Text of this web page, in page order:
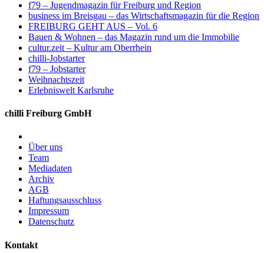
f79 – Jugendmagazin für Freiburg und Region
business im Breisgau – das Wirtschaftsmagazin für die Region
FREIBURG GEHT AUS – Vol. 6
Bauen & Wohnen – das Magazin rund um die Immobilie
cultur.zeit – Kultur am Oberrhein
chilli-Jobstarter
f79 – Jobstarter
Weihnachtszeit
Erlebniswelt Karlsruhe
chilli Freiburg GmbH
Über uns
Team
Mediadaten
Archiv
AGB
Haftungsausschluss
Impressum
Datenschutz
Kontakt